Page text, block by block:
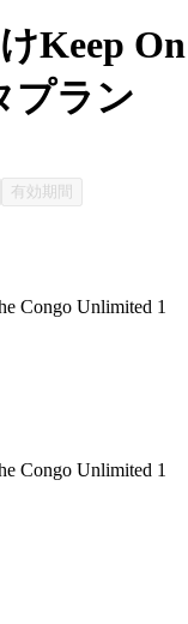
Keep On
プラン
有効期間
Congo Unlimited 1
Congo Unlimited 1